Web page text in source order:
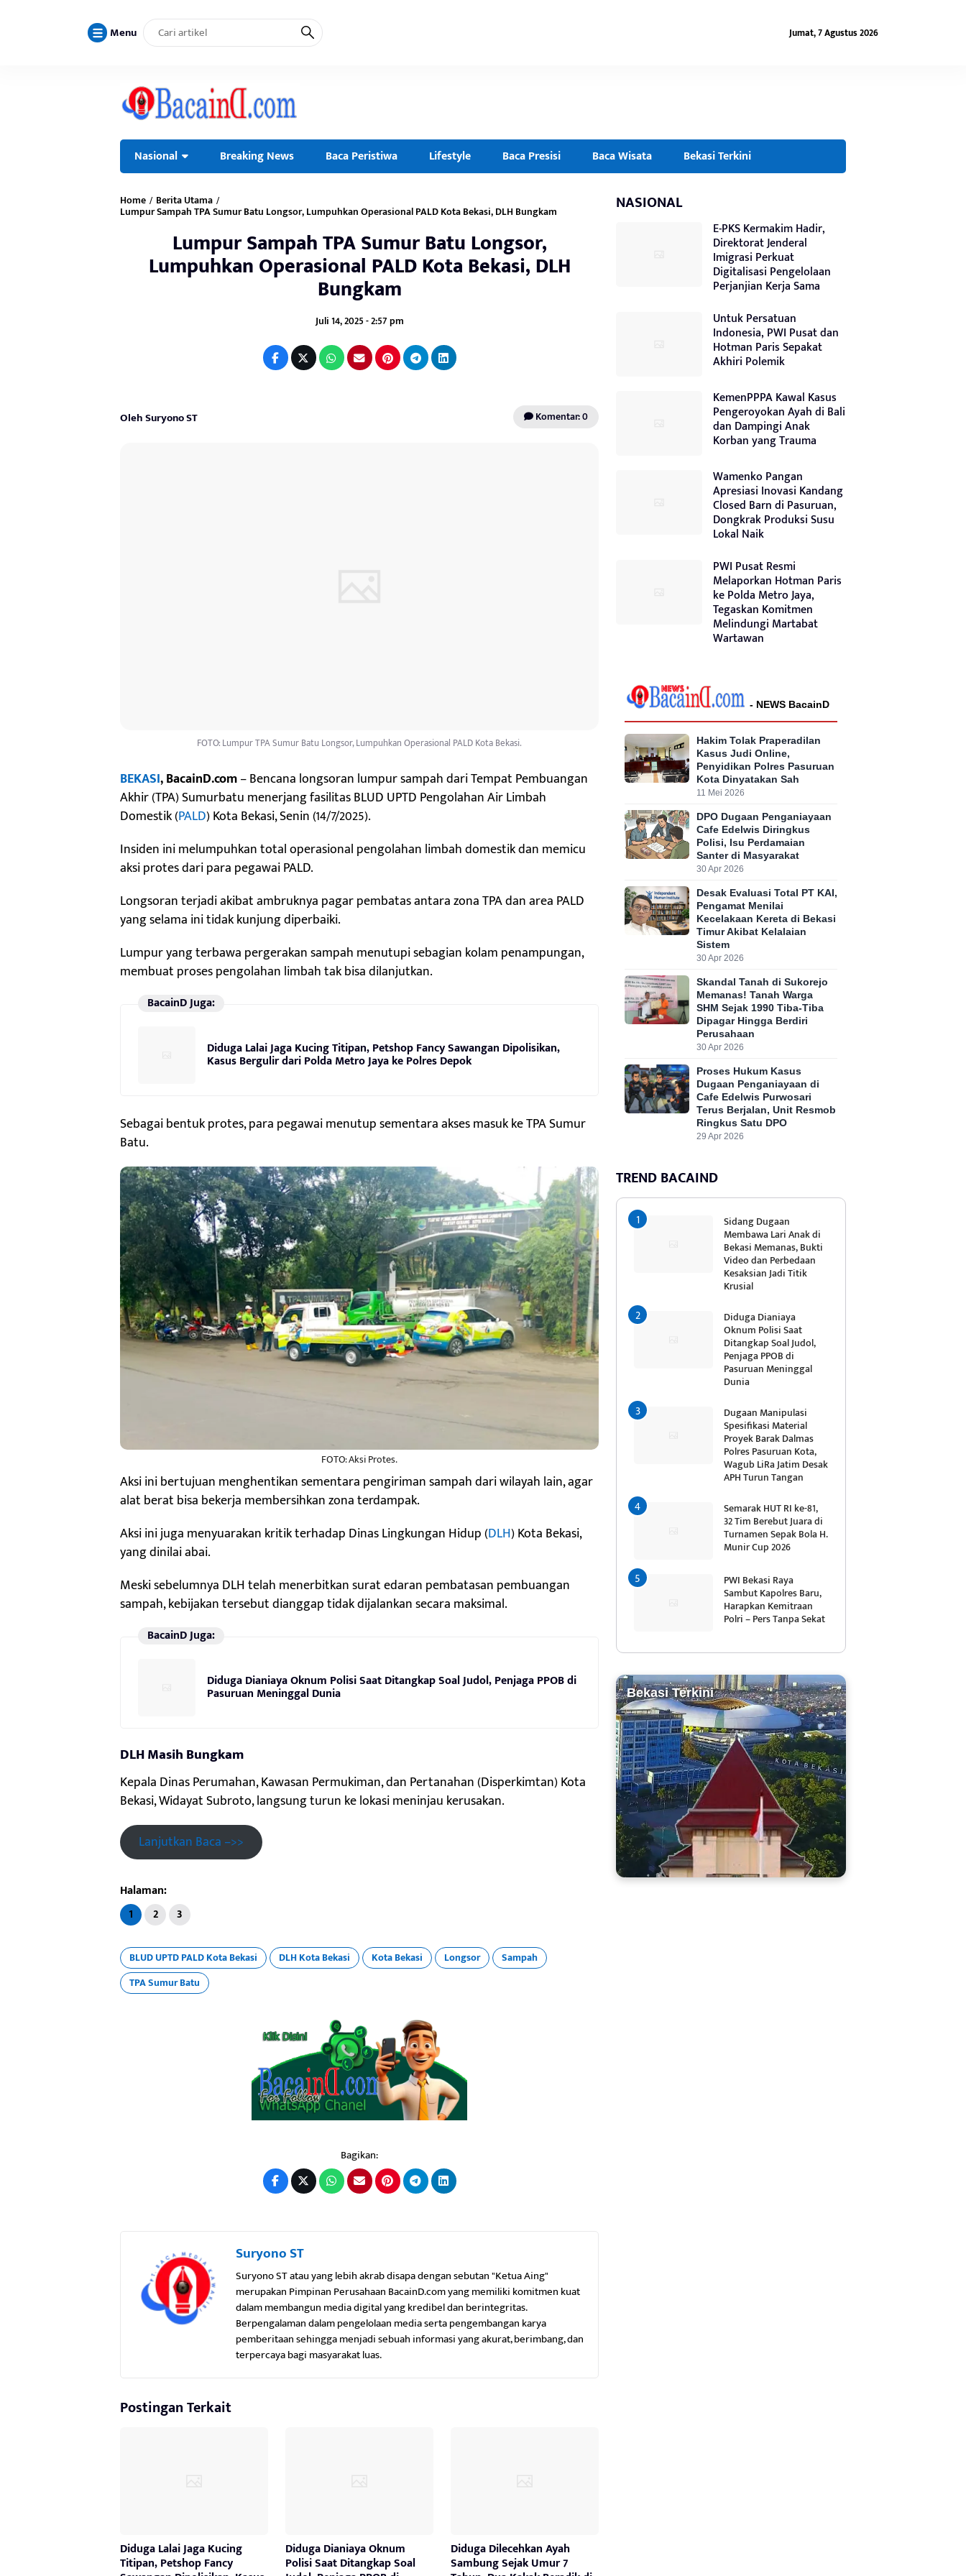
Menu Jumat, 7 Agustus 2026
Nasional Breaking News Baca Peristiwa Lifestyle Baca Presisi Baca Wisata Bekasi Terkini
Home / Berita Utama /
Lumpur Sampah TPA Sumur Batu Longsor, Lumpuhkan Operasional PALD Kota Bekasi, DLH Bungkam
Lumpur Sampah TPA Sumur Batu Longsor,
Lumpuhkan Operasional PALD Kota Bekasi, DLH
Bungkam
Juli 14, 2025 - 2:57 pm
Oleh Suryono ST Komentar: 0
FOTO: Lumpur TPA Sumur Batu Longsor, Lumpuhkan Operasional PALD Kota Bekasi.
BEKASI, BacainD.com– Bencana longsoran lumpur sampah dari Tempat Pembuangan
Akhir (TPA) Sumurbatu menerjang fasilitas BLUD UPTD Pengolahan Air Limbah
Domestik (PALD) Kota Bekasi, Senin (14/7/2025).
Insiden ini melumpuhkan total operasional pengolahan limbah domestik dan memicu
aksi protes dari para pegawai PALD.
Longsoran terjadi akibat ambruknya pagar pembatas antara zona TPA dan area PALD
yang selama ini tidak kunjung diperbaiki.
Lumpur yang terbawa pergerakan sampah menutupi sebagian kolam penampungan,
membuat proses pengolahan limbah tak bisa dilanjutkan.
BacainD Juga:
Diduga Lalai Jaga Kucing Titipan, Petshop Fancy Sawangan Dipolisikan,
Kasus Bergulir dari Polda Metro Jaya ke Polres Depok
Sebagai bentuk protes, para pegawai menutup sementara akses masuk ke TPA Sumur
Batu.
FOTO: Aksi Protes.
Aksi ini bertujuan menghentikan sementara pengiriman sampah dari wilayah lain, agar
alat berat bisa bekerja membersihkan zona terdampak.
Aksi ini juga menyuarakan kritik terhadap Dinas Lingkungan Hidup (DLH) Kota Bekasi,
yang dinilai abai.
Meski sebelumnya DLH telah menerbitkan surat edaran pembatasan pembuangan
sampah, kebijakan tersebut dianggap tidak dijalankan secara maksimal.
BacainD Juga:
Diduga Dianiaya Oknum Polisi Saat Ditangkap Soal Judol, Penjaga PPOB di
Pasuruan Meninggal Dunia
DLH Masih Bungkam
Kepala Dinas Perumahan, Kawasan Permukiman, dan Pertanahan (Disperkimtan) Kota
Bekasi, Widayat Subroto, langsung turun ke lokasi meninjau kerusakan.
Lanjutkan Baca –>>
Halaman:
1 2 3
BLUD UPTD PALD Kota Bekasi DLH Kota Bekasi Kota Bekasi Longsor
Sampah
TPA Sumur Batu
Bagikan:
Suryono ST
Suryono ST atau yang lebih akrab disapa dengan sebutan "Ketua Aing"
merupakan Pimpinan Perusahaan BacainD.com yang memiliki komitmen kuat
dalam membangun media digital yang kredibel dan berintegritas.
Berpengalaman dalam pengelolaan media serta pengembangan karya
pemberitaan sehingga menjadi sebuah informasi yang akurat, berimbang, dan
terpercaya bagi masyarakat luas.
Postingan Terkait
Diduga Lalai Jaga Kucing
Titipan, Petshop Fancy
Diduga Dianiaya Oknum
Polisi Saat Ditangkap Soal
Diduga Dilecehkan Ayah
Sambung Sejak Umur 7
NASIONAL
E-PKS Kermakim Hadir,
Direktorat Jenderal
Imigrasi Perkuat
Digitalisasi Pengelolaan
Perjanjian Kerja Sama
Untuk Persatuan
Indonesia, PWI Pusat dan
Hotman Paris Sepakat
Akhiri Polemik
KemenPPPA Kawal Kasus
Pengeroyokan Ayah di Bali
dan Dampingi Anak
Korban yang Trauma
Wamenko Pangan
Apresiasi Inovasi Kandang
Closed Barn di Pasuruan,
Dongkrak Produksi Susu
Lokal Naik
PWI Pusat Resmi
Melaporkan Hotman Paris
ke Polda Metro Jaya,
Tegaskan Komitmen
Melindungi Martabat
Wartawan
- NEWS BacainD
Hakim Tolak Praperadilan
Kasus Judi Online,
Penyidikan Polres Pasuruan
Kota Dinyatakan Sah
11 Mei 2026
DPO Dugaan Penganiayaan
Cafe Edelwis Diringkus
Polisi, Isu Perdamaian
Santer di Masyarakat
30 Apr 2026
Desak Evaluasi Total PT KAI,
Pengamat Menilai
Kecelakaan Kereta di Bekasi
Timur Akibat Kelalaian
Sistem
30 Apr 2026
Skandal Tanah di Sukorejo
Memanas! Tanah Warga
SHM Sejak 1990 Tiba-Tiba
Dipagar Hingga Berdiri
Perusahaan
30 Apr 2026
Proses Hukum Kasus
Dugaan Penganiayaan di
Cafe Edelwis Purwosari
Terus Berjalan, Unit Resmob
Ringkus Satu DPO
29 Apr 2026
TREND BACAIND
Sidang Dugaan
Membawa Lari Anak di
Bekasi Memanas, Bukti
Video dan Perbedaan
Kesaksian Jadi Titik
Krusial
Diduga Dianiaya
Oknum Polisi Saat
Ditangkap Soal Judol,
Penjaga PPOB di
Pasuruan Meninggal
Dunia
Dugaan Manipulasi
Spesifikasi Material
Proyek Barak Dalmas
Polres Pasuruan Kota,
Wagub LiRa Jatim Desak
APH Turun Tangan
Semarak HUT RI ke-81,
32 Tim Berebut Juara di
Turnamen Sepak Bola H.
Munir Cup 2026
PWI Bekasi Raya
Sambut Kapolres Baru,
Harapkan Kemitraan
Polri – Pers Tanpa Sekat
Bekasi Terkini